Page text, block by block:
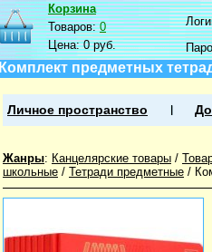
Корзина
Товаров:0
Цена:0 руб.
Комплект предметных
Личное пространство
Жанры: Канцелярские товары /
школьные / Тетради предметные /